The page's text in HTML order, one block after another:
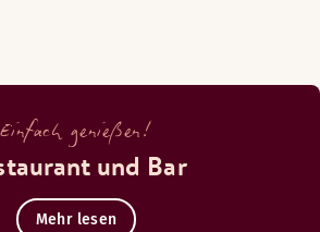
Einfach genießen!
und Bar
Mehr lesen